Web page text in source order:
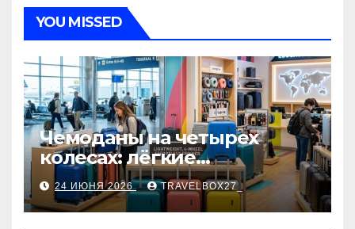
YOU MISSED
Чемоданы на четырех
колесах: лёгкие
маневренные модели,
варианты фильтрации и
рекомендации по выбору
24 ИЮНЯ 2026 TRAVELBOX27_